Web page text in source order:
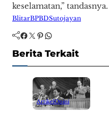
keselamatan,” tandasnya.
BlitarBPBDSutojayan
Facebook Twitter Pinterest WhatsApp
Berita Terkait
ArtikelOpini